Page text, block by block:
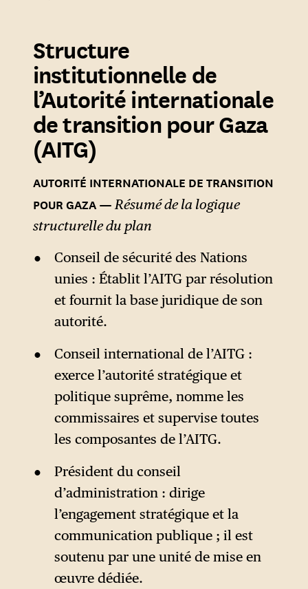
Structure
institutionnelle de
l’Autorité internationale
de transition pour Gaza
(AITG)
Résumé de la logique
structurelle du plan
Conseil de sécurité des Nations
unies : Établit l’AITG par résolution
et fournit la base juridique de son
autorité.
Conseil international de l’AITG :
exerce l’autorité stratégique et
politique suprême, nomme les
commissaires et supervise toutes
les composantes de l’AITG.
Président du conseil
d’administration : dirige
l’engagement stratégique et la
communication publique ; il est
soutenu par une unité de mise en
œuvre dédiée.